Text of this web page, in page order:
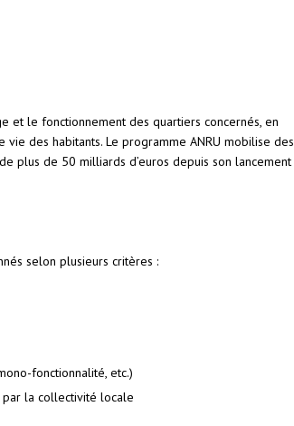
et le fonctionnement des quartiers concernés, en
des habitants. Le programme ANRU mobilise des
plus de 50 milliards d’euros depuis son lancement
selon plusieurs critères :
fonctionnalité, etc.)
par la collectivité locale